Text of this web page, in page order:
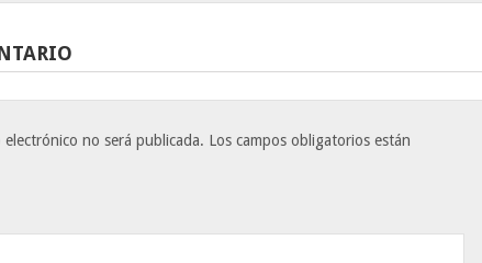
no será publicada. Los campos obligatorios están